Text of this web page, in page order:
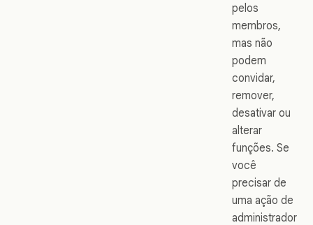
pelos
membros,
mas não
podem
convidar,
remover,
desativar ou
alterar
funções. Se
você
precisar de
uma ação de
administrador